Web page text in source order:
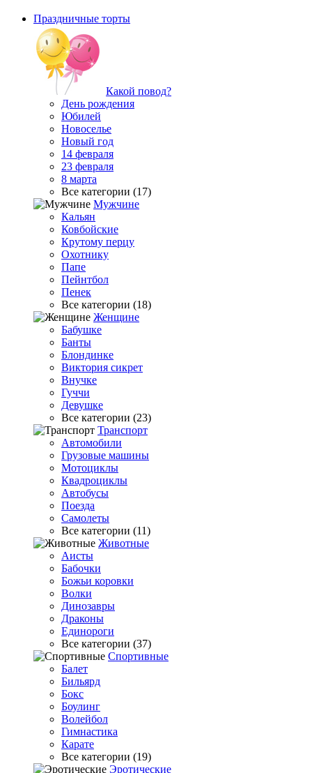
Праздничные торты
Какой повод?
День рождения
Юбилей
Новоселье
Новый год
14 февраля
23 февраля
8 марта
Все категории (17)
Мужчине
Кальян
Ковбойские
Крутому перцу
Охотнику
Папе
Пейнтбол
Пенек
Все категории (18)
Женщине
Бабушке
Банты
Блондинке
Виктория сикрет
Внучке
Гуччи
Девушке
Все категории (23)
Транспорт
Автомобили
Грузовые машины
Мотоциклы
Квадроциклы
Автобусы
Поезда
Самолеты
Все категории (11)
Животные
Аисты
Бабочки
Божьи коровки
Волки
Динозавры
Драконы
Единороги
Все категории (37)
Спортивные
Балет
Бильярд
Бокс
Боулинг
Волейбол
Гимнастика
Карате
Все категории (19)
Эротические